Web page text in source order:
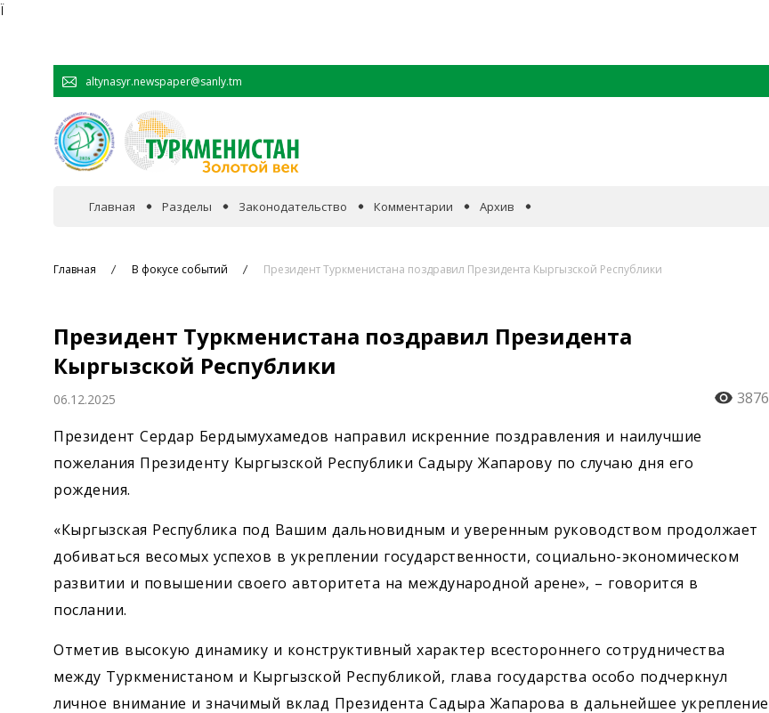
Ï
altynasyr.newspaper@sanly.tm
Главная Разделы
Сотрудничество
Общество
Наука
Законодательство Комментарии Архив
Главная В фокусе событий Президент Туркменистана поздравил Президента Кыргызской Республики
Президент Туркменистана поздравил Президента
Кыргызской Республики
06.12.2025
3876
Президент Сердар Бердымухамедов направил искренние поздравления и наилучшие
пожелания Президенту Кыргызской Республики Садыру Жапарову по случаю дня его
рождения.
«Кыргызская Республика под Вашим дальновидным и уверенным руководством продолжает
добиваться весомых успехов в укреплении государственности, социально-экономическом
развитии и повышении своего авторитета на международной арене», – говорится в
послании.
Отметив высокую динамику и конструктивный характер всестороннего сотрудничества
между Туркменистаном и Кыргызской Республикой, глава государства особо подчеркнул
личное внимание и значимый вклад Президента Садыра Жапарова в дальнейшее укрепление